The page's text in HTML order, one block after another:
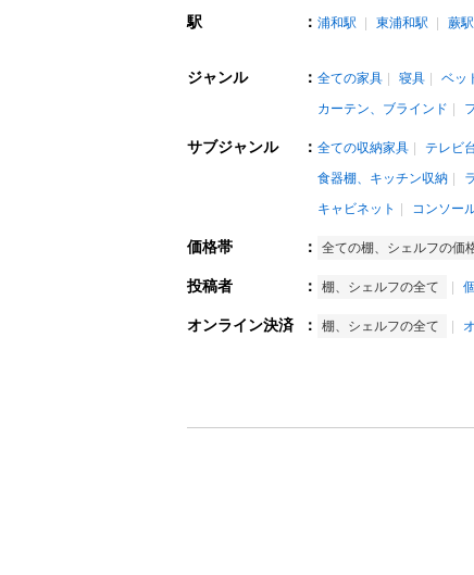
駅 ： 浦和駅 東浦和駅 蕨駅
ジャンル ： 全ての家具 寝具 ベッ
カーテン、ブラインド
サブジャンル ： 全ての収納家具 テレビ
食器棚、キッチン収納
キャビネット
コンソー
価格帯 ： 全ての棚、シェルフの価
投稿者 ： 棚、シェルフの全て
オンライン決済 ： 棚、シェルフの全て